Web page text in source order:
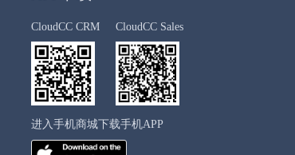
CloudCC CRM CloudCC Sales
进入手机商城下载手机APP